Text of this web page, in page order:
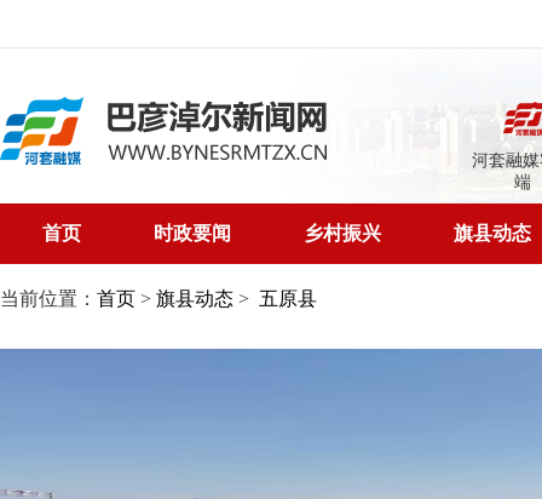
河套融
端
首页 时政要闻 乡村振兴 旗县动态
当前位置： 首页 > 旗县动态 > 五原县